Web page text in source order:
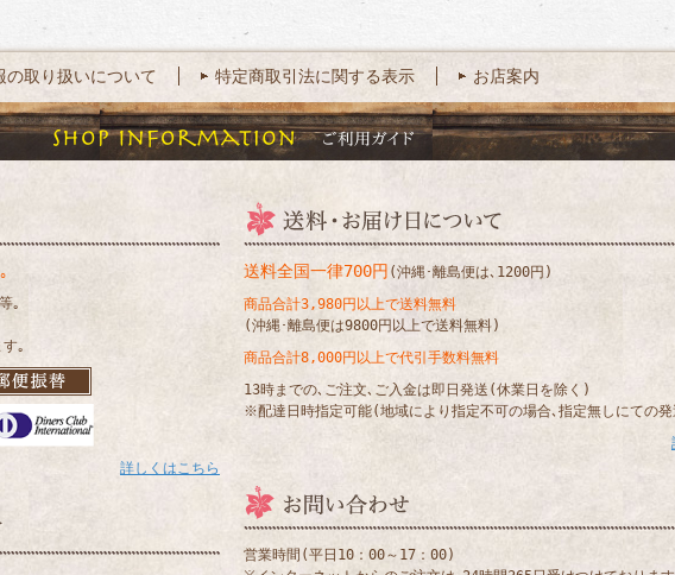
の取り扱いについて 特定商取引法に関する表示 お店案内
｡
｡
詳しくはこちら
送料全国一律700円 (沖縄･離島便は､1200円)
商品合計3,980円以上で送料無料
(沖縄･離島便は9800円以上で送料無料)
商品合計8,000円以上で代引手数料無料
13時までの､ご注文､ご入金は即日発送(休業日を除く)
※配達日時指定可能(地域により指定不可の場合､指定無しにての
営業時間(平日10：00～17：00)